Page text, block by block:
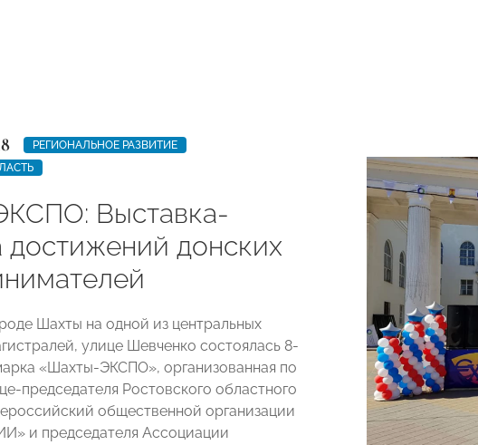
РЕГИОНАЛЬНОЕ РАЗВИТИЕ
Выставка-
достижений донских
Шахты на одной из центральных
улице Шевченко состоялась 8-
«Шахты-ЭКСПО», организованная по
председателя Ростовского областного
общественной организации
и председателя Ассоциации